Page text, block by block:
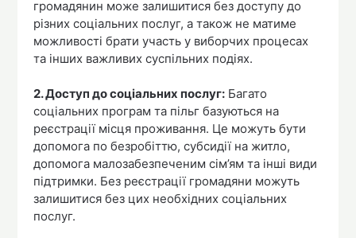
громадянин може залишитися без доступу до
різних соціальних послуг, а також не матиме
можливості брати участь у виборчих процесах
та інших важливих суспільних подіях.
2. Доступ до соціальних послуг: Багато
соціальних програм та пільг базуються на
реєстрації місця проживання. Це можуть бути
допомога по безробіттю, субсидії на житло,
допомога малозабезпеченим сім’ям та інші види
підтримки. Без реєстрації громадяни можуть
залишитися без цих необхідних соціальних
послуг.